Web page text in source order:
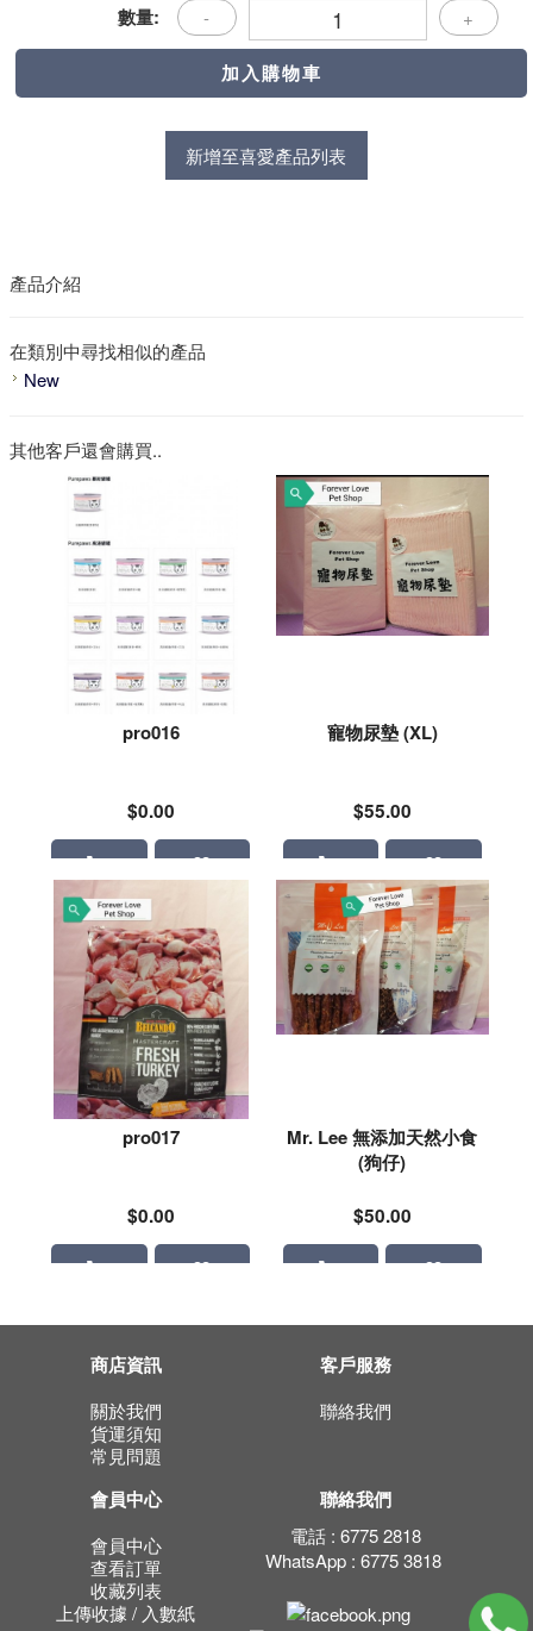
數量: - +
新增至喜愛產品列表
產品介紹
在類別中尋找相似的產品
New
其他客戶還會購買..
pro016
$0.00
寵物尿墊 (XL)
$55.00
pro017
$0.00
Mr. Lee 無添加天然小食
(狗仔)
$50.00
商店資訊
關於我們
貨運須知
常見問題
客戶服務
聯絡我們
會員中心
會員中心
查看訂單
收藏列表
上傳收據 / 入數紙
聯絡我們
電話 : 6775 2818
WhatsApp : 6775 3818